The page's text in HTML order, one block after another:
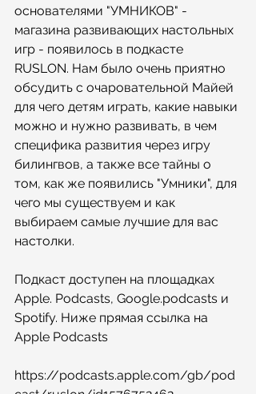
основателями "УМНИКОВ" -
магазина развивающих настольных
игр - появилось в подкасте
RUSLON. Нам было очень приятно
обсудить с очаровательной Майей
для чего детям играть, какие навыки
можно и нужно развивать, в чем
специфика развития через игру
билингвов, а также все тайны о
том, как же появились "Умники", для
чего мы существуем и как
выбираем самые лучшие для вас
настолки.
Подкаст доступен на площадках
Apple. Podcasts, Google.podcasts и
Spotify. Ниже прямая ссылка на
Apple Podcasts
https://podcasts.apple.com/gb/pod